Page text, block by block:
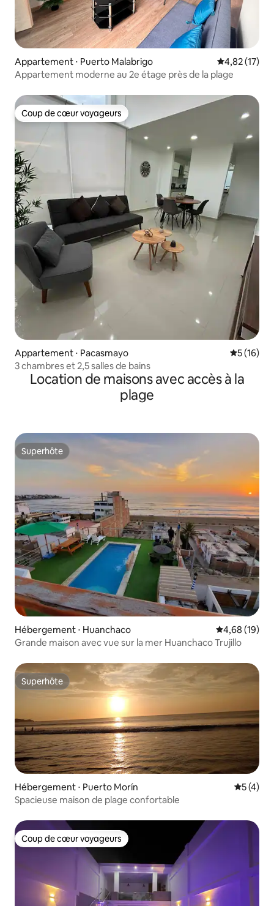
Appartement ⋅ Puerto Malabrigo Évaluation
4,82 (17)
Appartement moderne au 2e étage près de la plage
Coup de cœur voyageurs
Coup de cœur voyageurs
Appartement ⋅ Pacasmayo
5 (16)
3 chambres et 2,5 salles de bains
Location de maisons avec accès à la
plage
Superhôte
Superhôte
Hébergement ⋅ Huanchaco Évaluation
4,68 (19)
Grande maison avec vue sur la mer Huanchaco Trujillo
Superhôte
Superhôte
Hébergement ⋅ Puerto Morín
5 (4)
Spacieuse maison de plage confortable
Coup de cœur voyageurs
Coup de cœur voyageurs